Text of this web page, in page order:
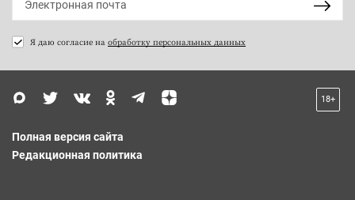
Я даю согласие на обработку персональных данных
18+
Полная версия сайта
Редакционная политика